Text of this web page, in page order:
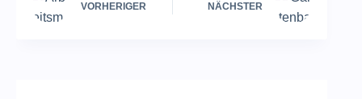
VORHERIGER NÄCHSTER